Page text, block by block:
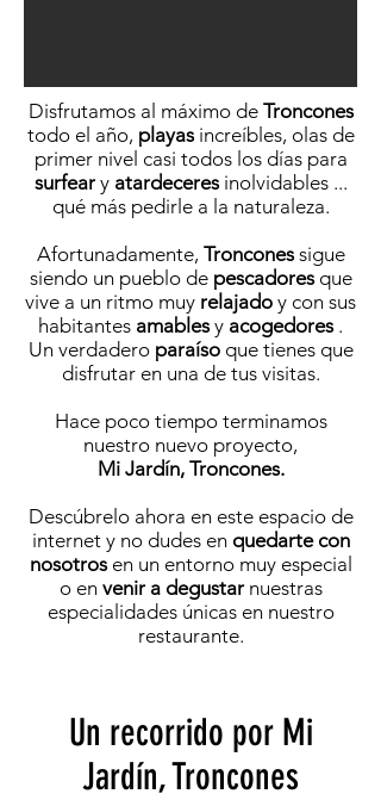
Disfrutamos al máximo deTroncones
todo el año, playasincreíbles, olas de
primer nivel casi todos los días para
surfeary atardeceresinolvidables ...
qué más pedirle a la naturaleza.
Afortunadamente, Tronconessigue
siendo un pueblo depescadoresque
vive a un ritmo muy relajado y con sus
habitantes amablesy acogedores.
Un verdadero paraísoque tienes que
disfrutar en una de tus visitas.
Hace poco tiempo terminamos
nuestro nuevo proyecto,
Mi Jardín, Troncones.
Descúbrelo ahora en este espacio de
internet y no dudes en quedarte con
nosotrosen un entorno muy especial
o en venir a degustarnuestras
especialidades únicas en nuestro
restaurante.
Un recorrido por Mi
Jardín, Troncones